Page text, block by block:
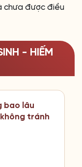
chưa được điều
- HIẾM
bao lâu
tránh